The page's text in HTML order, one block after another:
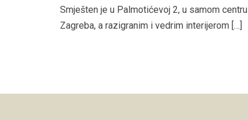
Smješten je u Palmotićevoj 2, u samom centru
Zagreba, a razigranim i vedrim interijerom […]